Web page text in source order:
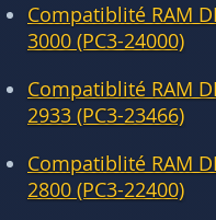
Compatiblité RAM
3000 (PC3-24000)
Compatiblité RAM
2933 (PC3-23466)
Compatiblité RAM
2800 (PC3-22400)